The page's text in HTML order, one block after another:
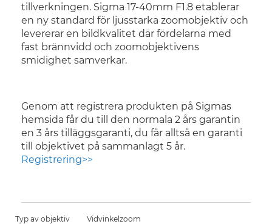
tillverkningen. Sigma 17-40mm F1.8 etablerar
en ny standard för ljusstarka zoomobjektiv och
levererar en bildkvalitet där fördelarna med
fast brännvidd och zoomobjektivens
smidighet samverkar.
Genom att registrera produkten på Sigmas
hemsida får du till den normala 2 års garantin
en 3 års tilläggsgaranti, du får alltså en garanti
till objektivet på sammanlagt 5 år.
Registrering>>
Typ av objektiv Vidvinkelzoom